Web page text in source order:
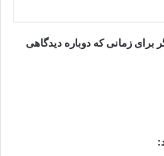
برای زمانی که دوباره دیدگاهی